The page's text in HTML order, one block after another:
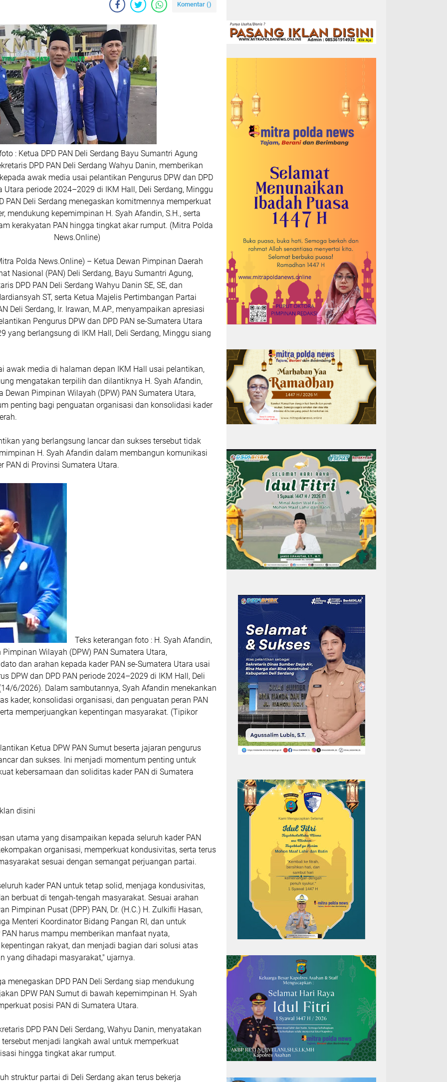
Komentar ()
: Ketua DPD PAN Deli Serdang Bayu Sumantri Agung
DPD PAN Deli Serdang Wahyu Danin, memberikan
awak media usai pelantikan Pengurus DPW dan DPD
Utara periode 2024–2029 di IKM Hall, Deli Serdang, Minggu
PAN Deli Serdang menegaskan komitmennya memperkuat
mendukung kepemimpinan H. Syah Afandin, S.H., serta
kerakyatan PAN hingga tingkat akar rumput. (Mitra Polda
News.Online)
Polda News.Online) – Ketua Dewan Pimpinan Daerah
Nasional (PAN) Deli Serdang, Bayu Sumantri Agung,
DPD PAN Deli Serdang Wahyu Danin SE, SE, dan
ST, serta Ketua Majelis Pertimbangan Partai
Deli Serdang, Ir. Irawan, M.AP., menyampaikan apresiasi
Pengurus DPW dan DPD PAN se-Sumatera Utara
yang berlangsung di IKM Hall, Deli Serdang, Minggu siang
awak media di halaman depan IKM Hall usai pelantikan,
mengatakan terpilih dan dilantiknya H. Syah Afandin,
Dewan Pimpinan Wilayah (DPW) PAN Sumatera Utara,
penting bagi penguatan organisasi dan konsolidasi kader
yang berlangsung lancar dan sukses tersebut tidak
H. Syah Afandin dalam membangun komunikasi
PAN di Provinsi Sumatera Utara.
Teks keterangan foto : H. Syah Afandin,
Pimpinan Wilayah (DPW) PAN Sumatera Utara,
dan arahan kepada kader PAN se-Sumatera Utara usai
DPW dan DPD PAN periode 2024–2029 di IKM Hall, Deli
6/2026). Dalam sambutannya, Syah Afandin menekankan
kader, konsolidasi organisasi, dan penguatan peran PAN
memperjuangkan kepentingan masyarakat. (Tipikor
Ketua DPW PAN Sumut beserta jajaran pengurus
dan sukses. Ini menjadi momentum penting untuk
kebersamaan dan soliditas kader PAN di Sumatera
disini
utama yang disampaikan kepada seluruh kader PAN
organisasi, memperkuat kondusivitas, serta terus
sesuai dengan semangat perjuangan partai.
kader PAN untuk tetap solid, menjaga kondusivitas,
berbuat di tengah-tengah masyarakat. Sesuai arahan
Pimpinan Pusat (DPP) PAN, Dr. (H.C.) H. Zulkifli Hasan,
Menteri Koordinator Bidang Pangan RI, dan untuk
PAN harus mampu memberikan manfaat nyata,
rakyat, dan menjadi bagian dari solusi atas
yang dihadapi masyarakat," ujarnya.
menegaskan DPD PAN Deli Serdang siap mendukung
DPW PAN Sumut di bawah kepemimpinan H. Syah
posisi PAN di Sumatera Utara.
DPD PAN Deli Serdang, Wahyu Danin, menyatakan
menjadi langkah awal untuk memperkuat
hingga tingkat akar rumput.
struktur partai di Deli Serdang akan terus bekerja